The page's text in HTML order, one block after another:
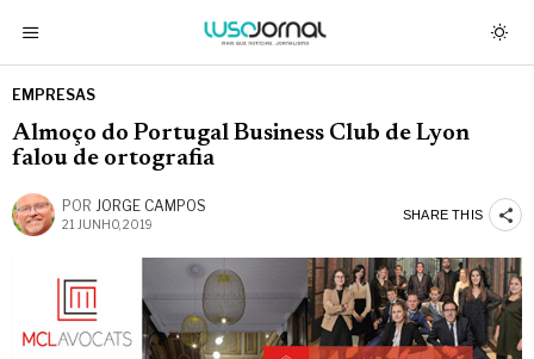
EMPRESAS
Almoço do Portugal Business Club de Lyon
falou de ortografia
POR JORGE CAMPOS
21 JUNHO, 2019
SHARE THIS